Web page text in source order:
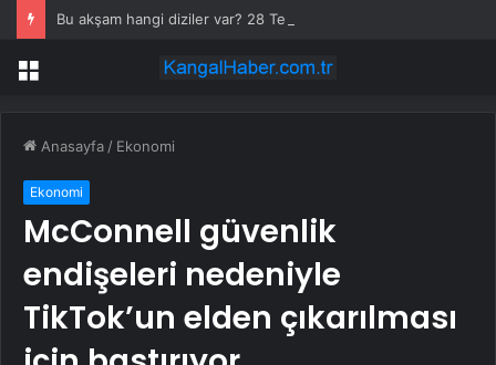
Menü
Anasayfa / Ekonomi
Ekonomi
McConnell güvenlik
endişeleri nedeniyle
TikTok’un elden çıkarılması